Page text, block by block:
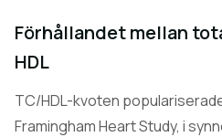
Förhållandet mellan
HDL
TC/HDL-kvoten
Framingham Heart Study, i